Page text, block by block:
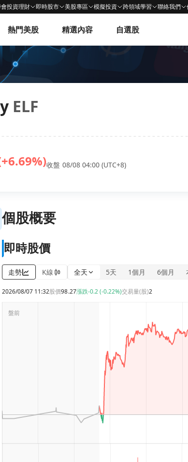
投資理財 即時股市 美股專區 模擬投資 跨領域學習 聯絡我們
熱門美股 精選內容 自選股
ELF
收盤 08/08 04:00 (UTC+8)
個股概要
即時股價
走勢 K線 全天 5天 1個月 6個月
2026/08/07 11:32股價98.27漲跌-0.2 (-0.22%)交易量(股)2